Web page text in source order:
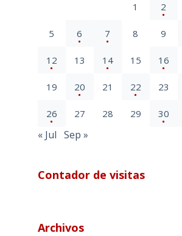
1 2
5 6 7 8 9
12 13 14 15 16
19 20 21 22 23
26 27 28 29 30
« Jul Sep »
Contador de visitas
Archivos